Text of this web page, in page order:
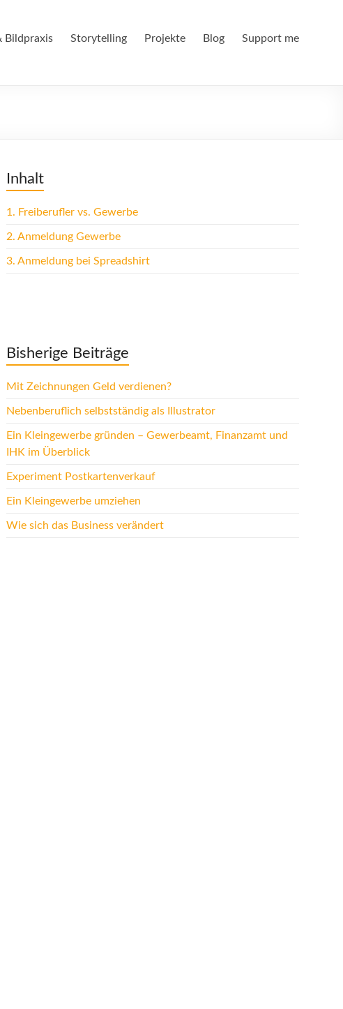
Bildpraxis Storytelling Projekte Blog Support me
Inhalt
1. Freiberufler vs. Gewerbe
2. Anmeldung Gewerbe
3. Anmeldung bei Spreadshirt
Bisherige Beiträge
Mit Zeichnungen Geld verdienen?
Nebenberuflich selbstständig als Illustrator
Ein Kleingewerbe gründen – Gewerbeamt, Finanzamt und
IHK im Überblick
Experiment Postkartenverkauf
Ein Kleingewerbe umziehen
Wie sich das Business verändert